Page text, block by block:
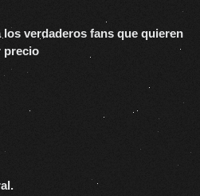
verdaderos fans que quieren
precio